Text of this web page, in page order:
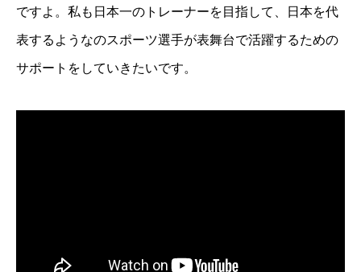
ですよ。私も日本一のトレーナーを目指して、日本を代
表するようなのスポーツ選手が表舞台で活躍するための
サポートをしていきたいです。